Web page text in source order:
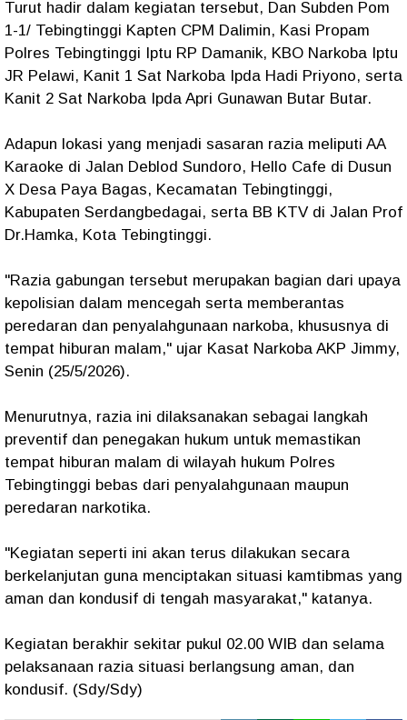
Turut hadir dalam kegiatan tersebut, Dan Subden Pom
1-1/ Tebingtinggi Kapten CPM Dalimin, Kasi Propam
Polres Tebingtinggi Iptu RP Damanik, KBO Narkoba Iptu
JR Pelawi, Kanit 1 Sat Narkoba Ipda Hadi Priyono, serta
Kanit 2 Sat Narkoba Ipda Apri Gunawan Butar Butar.
Adapun lokasi yang menjadi sasaran razia meliputi AA
Karaoke di Jalan Deblod Sundoro, Hello Cafe di Dusun
X Desa Paya Bagas, Kecamatan Tebingtinggi,
Kabupaten Serdangbedagai, serta BB KTV di Jalan Prof
Dr.Hamka, Kota Tebingtinggi.
"Razia gabungan tersebut merupakan bagian dari upaya
kepolisian dalam mencegah serta memberantas
peredaran dan penyalahgunaan narkoba, khususnya di
tempat hiburan malam," ujar Kasat Narkoba AKP Jimmy,
Senin (25/5/2026).
Menurutnya, razia ini dilaksanakan sebagai langkah
preventif dan penegakan hukum untuk memastikan
tempat hiburan malam di wilayah hukum Polres
Tebingtinggi bebas dari penyalahgunaan maupun
peredaran narkotika.
"Kegiatan seperti ini akan terus dilakukan secara
berkelanjutan guna menciptakan situasi kamtibmas yang
aman dan kondusif di tengah masyarakat," katanya.
Kegiatan berakhir sekitar pukul 02.00 WIB dan selama
pelaksanaan razia situasi berlangsung aman, dan
kondusif. (Sdy/Sdy)